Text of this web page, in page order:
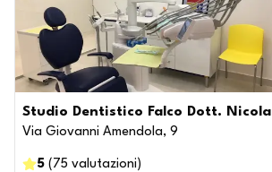
Studio Dentistico Falco Dott. Nicola
Via Giovanni Amendola, 9
5 ( 75 valutazioni )